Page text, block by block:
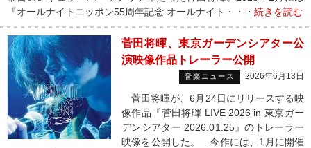
『オールナイトニッポン55周年記念 オールナイト・・・ 続きを読む
菅田将暉、東京ガーデンシアター公
演映像作品トレーラー公開
音楽ニュース 2026年6月13日
菅田将暉が、6月24日にリリースする映
像作品『菅田将暉 LIVE 2026 in 東京ガー
デンシアター 2026.01.25』のトレーラー
映像を公開した。 今作には、1月に開催